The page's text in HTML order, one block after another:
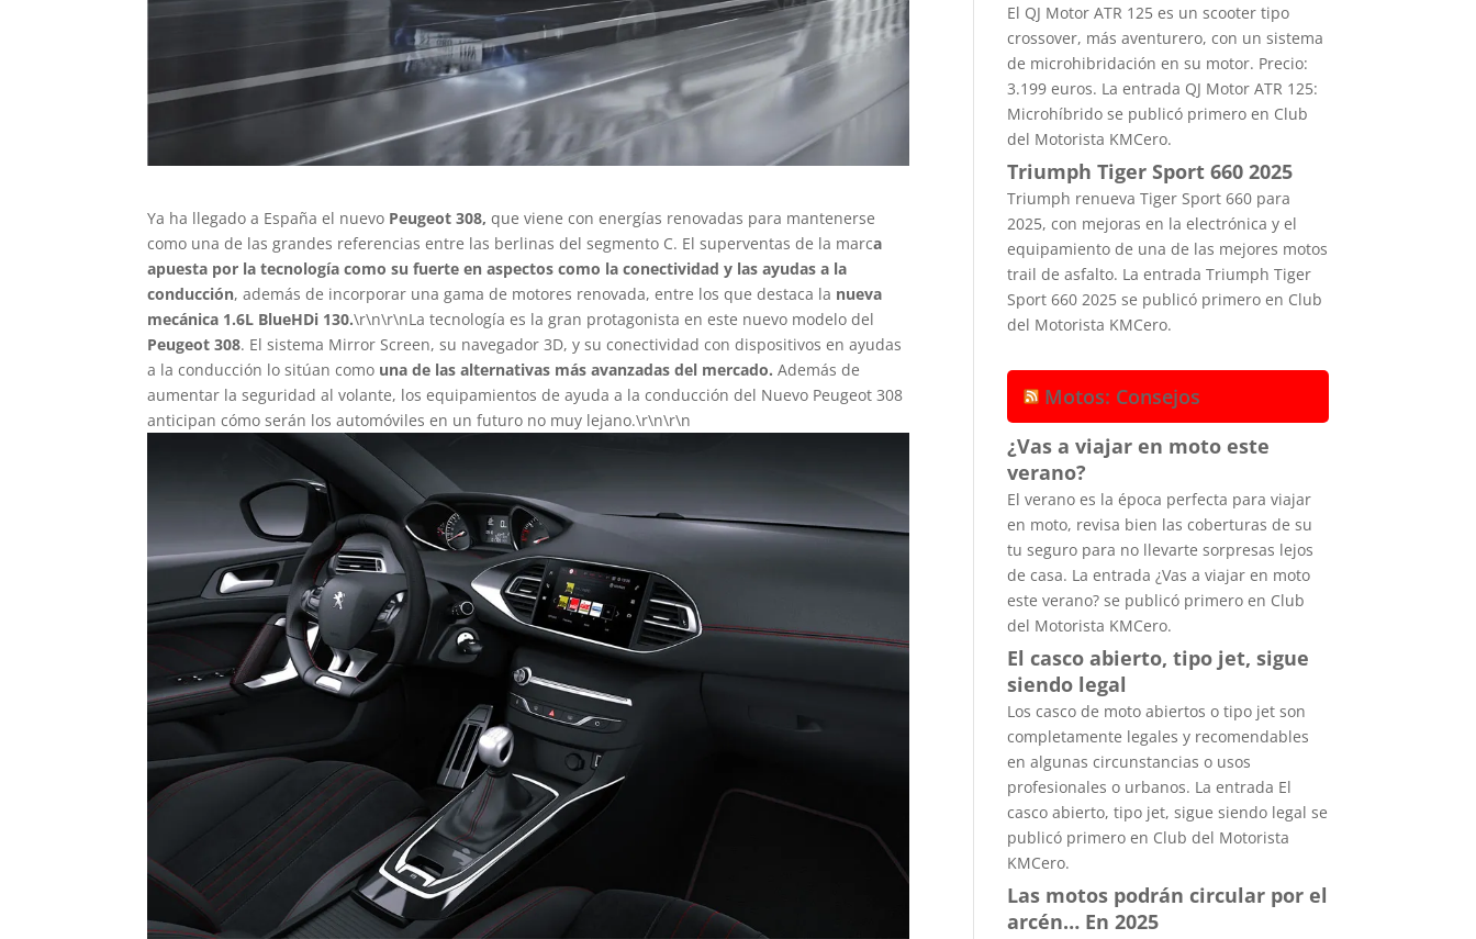
Ya ha llegado a España el nuevo Peugeot 308, que viene con energías renovadas para mantenerse
como una de las grandes referencias entre las berlinas del segmento C. El superventas de la marca
apuesta por la tecnología como su fuerte en aspectos como la conectividad y las ayudas a la
conducción, además de incorporar una gama de motores renovada, entre los que destaca la nueva
mecánica 1.6L BlueHDi 130.\r\n\r\nLa tecnología es la gran protagonista en este nuevo modelo del
Peugeot 308. El sistema Mirror Screen, su navegador 3D, y su conectividad con dispositivos en ayudas
a la conducción lo sitúan como una de las alternativas más avanzadas del mercado.Además de
aumentar la seguridad al volante, los equipamientos de ayuda a la conducción del Nuevo Peugeot 308
anticipan cómo serán los automóviles en un futuro no muy lejano.\r\n\r\n
El QJ Motor ATR 125 es un scooter tipo
crossover, más aventurero, con un sistema
de microhibridación en su motor. Precio:
3.199 euros. La entrada QJ Motor ATR 125:
Microhíbrido se publicó primero en Club
del Motorista KMCero.
Triumph Tiger Sport 660 2025
Triumph renueva Tiger Sport 660 para
2025, con mejoras en la electrónica y el
equipamiento de una de las mejores motos
trail de asfalto. La entrada Triumph Tiger
Sport 660 2025 se publicó primero en Club
del Motorista KMCero.
Motos: Consejos
¿Vas a viajar en moto este
verano?
El verano es la época perfecta para viajar
en moto, revisa bien las coberturas de su
tu seguro para no llevarte sorpresas lejos
de casa. La entrada ¿Vas a viajar en moto
este verano? se publicó primero en Club
del Motorista KMCero.
El casco abierto, tipo jet, sigue
siendo legal
Los casco de moto abiertos o tipo jet son
completamente legales y recomendables
en algunas circunstancias o usos
profesionales o urbanos. La entrada El
casco abierto, tipo jet, sigue siendo legal se
publicó primero en Club del Motorista
KMCero.
Las motos podrán circular por el
arcén… En 2025